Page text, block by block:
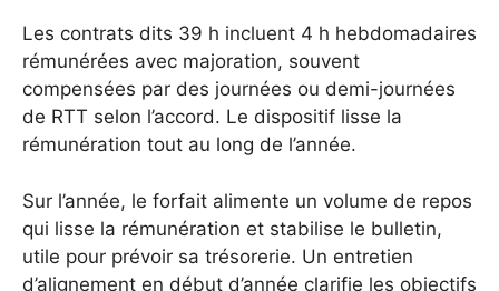
Les contrats dits 39 h incluent 4 h hebdomadaires
rémunérées avec majoration, souvent
compensées par des journées ou demi-journées
de RTT selon l’accord. Le dispositif lisse la
rémunération tout au long de l’année.
Sur l’année, le forfait alimente un volume de repos
qui lisse la rémunération et stabilise le bulletin,
utile pour prévoir sa trésorerie. Un entretien
d’alignement en début d’année clarifie les objectifs